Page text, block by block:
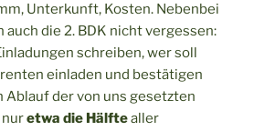
Unterkunft, Kosten. Nebenbei
die 2. BDK nicht vergessen:
schreiben, wer soll
einladen und bestätigen
Ablauf der von uns gesetzten
etwa die Hälftealler